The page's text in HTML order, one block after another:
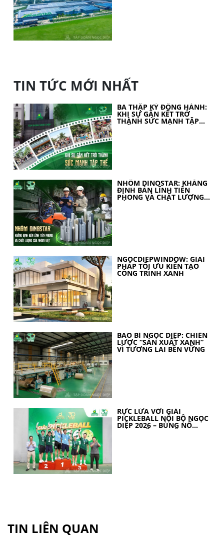
TIN TỨC MỚI NHẤT
BA THẬP KỶ ĐỒNG HÀNH:
KHI SỰ GẮN KẾT TRỞ
THÀNH SỨC MẠNH TẬP
THỂ
NHÔM DINOSTAR: KHẲNG
ĐỊNH BẢN LĨNH TIÊN
PHONG VÀ CHẤT LƯỢNG
CỦA NHÔM VIỆT
NGOCDIEPWINDOW: GIẢI
PHÁP TỐI ƯU KIẾN TẠO
CÔNG TRÌNH XANH
BAO BÌ NGỌC DIỆP: CHIẾN
LƯỢC “SẢN XUẤT XANH”
VÌ TƯƠNG LAI BỀN VỮNG
RỰC LỬA VỚI GIẢI
PICKLEBALL NỘI BỘ NGỌC
DIỆP 2026 – BÙNG NỔ
TINH THẦN 30 NĂM
TIN LIÊN QUAN